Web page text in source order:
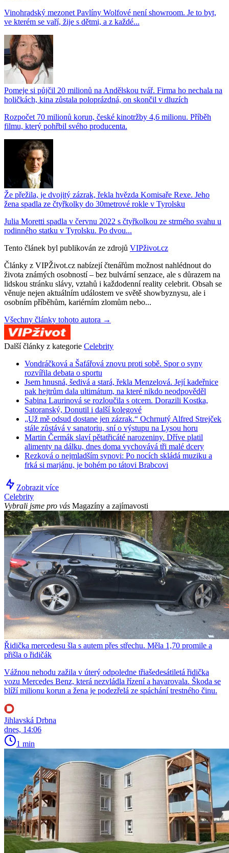
Vinohradský mezonet Pavlíny Wolfové není showroom. Je to byt,
ve kterém se vaří, žije s dětmi, a z každé...
Pomeje si půjčil 20 milionů na Andělskou tvář. Firma ho nechala na
holičkách, kina zůstala poloprázdná, on skončil v dluzích
Rozpočet 70 milionů korun, české kinotržby 4,6 milionu. Příběh
filmu, který pohřbil svého producenta.
Že přežila, je dvojitý zázrak, řekla hvězda Komisaře Rexe. Jeho
žena spadla ze čtyřkolky do 30metrové rokle v Tyrolsku
Julia Moretti spadla v červnu 2022 s čtyřkolkou ze strmého svahu u
rodinného statku v Tyrolsku. Po dvou...
Tento článek byl publikován ze zdrojů VIPživot.cz
Články z VIPŽivot.cz nabízejí čtenářům možnost nahlédnout do
života známých osobností – bez bulvární senzace, ale s důrazem na
lidskou stránku slávy, vztahů i každodenní reality celebrit. Obsah se
věnuje nejen aktuálním událostem ve světě showbyznysu, ale i
osobním příběhům, kariérním zlomům nebo...
Všechny články tohoto autora →
Další články z kategorie Celebrity
Vondráčková a Šafářová znovu proti sobě. Spor o syny
rozvířila debata o sportu
Jsem hnusná, šedivá a stará, řekla Menzelová. Její kadeřnice
pak hejtrům dala ultimátum, na které nikdo neodpověděl
Sabina Laurinová se rozloučila s otcem. Dorazili Kostka,
Satoranský, Donutil i další kolegové
„Už mě odsud dostane jen zázrak.“ Ochrnutý Alfred Strejček
stále zůstává v sanatoriu, sní o výstupu na Lysou horu
Martin Čermák slaví pětatřicáté narozeniny. Dříve platil
alimenty na dálku, dnes doma vychovává tři malé dcery
Rezková o nejmladším synovi: Po nocích skládá muziku a
frká si marjánu, je bohém po tátovi Brabcovi
Zobrazit více
Celebrity
Vybrali jsme pro vás Magazíny a zajímavosti
Řidička mercedesu šla s autem přes střechu. Měla 1,70 promile a
přišla o řidičák
Vážnou nehodu zažila v úterý odpoledne třiašedesátiletá řidička
vozu Mercedes Benz, která nezvládla řízení a havarovala. Škoda se
blíží milionu korun a žena je podezřelá ze spáchání trestného činu.
Jihlavská Drbna
dnes, 14:06
1 min